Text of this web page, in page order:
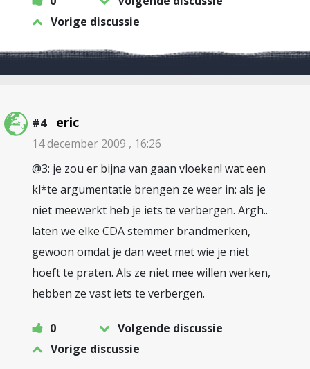
Vorige discussie
#4 eric
14 december 2009 , 16:26
@3: je zou er bijna van gaan vloeken! wat een
kl*te argumentatie brengen ze weer in: als je
niet meewerkt heb je iets te verbergen. Argh..
laten we elke CDA stemmer brandmerken,
gewoon omdat je dan weet met wie je niet
hoeft te praten. Als ze niet mee willen werken,
hebben ze vast iets te verbergen.
0
Volgende discussie
Vorige discussie